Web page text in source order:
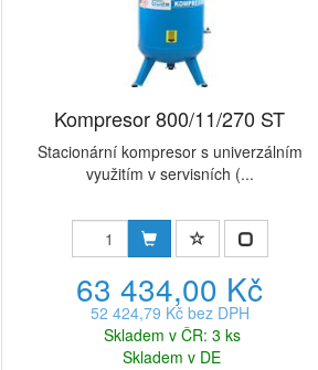
Kompresor 800/11/270 ST
Stacionární kompresor s univerzálním
využitím v servisních (...
63 434,00 Kč
52 424,79 Kč bez DPH
Skladem v ČR: 3 ks
Skladem v DE